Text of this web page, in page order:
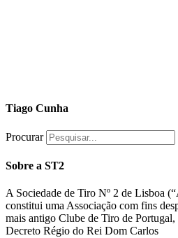
Tiago Cunha
Procurar
Sobre a ST2
A Sociedade de Tiro Nº 2 de Lisboa
constitui uma Associação com fins
mais antigo Clube de Tiro de
Decreto Régio do Rei Dom Carlos